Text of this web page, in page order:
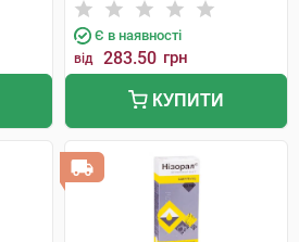
Є в наявності
від 283.50 грн
КУПИТИ